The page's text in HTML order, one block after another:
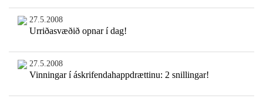
27.5.2008
Urriðasvæðið opnar í dag!
27.5.2008
Vinningar í áskrifendahappdrættinu: 2 snillingar!